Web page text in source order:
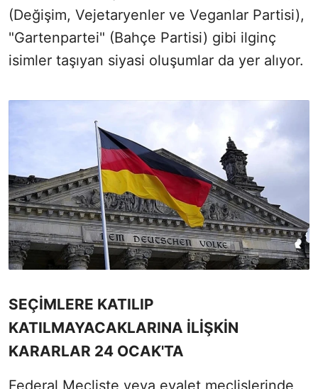
(Değişim, Vejetaryenler ve Veganlar Partisi),
"Gartenpartei" (Bahçe Partisi) gibi ilginç
isimler taşıyan siyasi oluşumlar da yer alıyor.
SEÇİMLERE KATILIP
KATILMAYACAKLARINA İLİŞKİN
KARARLAR 24 OCAK'TA
Federal Mecliste veya eyalet meclislerinde,